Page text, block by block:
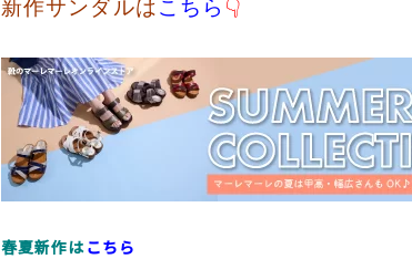
新作サンダルはこちら 👇
春夏新作はこちら